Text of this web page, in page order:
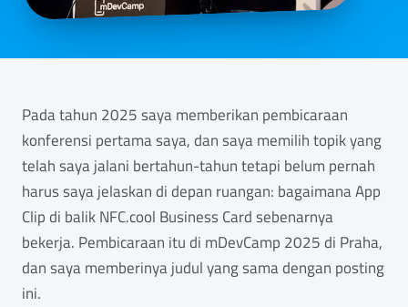
Pada tahun 2025 saya memberikan pembicaraan
konferensi pertama saya, dan saya memilih topik yang
telah saya jalani bertahun-tahun tetapi belum pernah
harus saya jelaskan di depan ruangan: bagaimana App
Clip di balik NFC.cool Business Card sebenarnya
bekerja. Pembicaraan itu di mDevCamp 2025 di Praha,
dan saya memberinya judul yang sama dengan posting
ini.